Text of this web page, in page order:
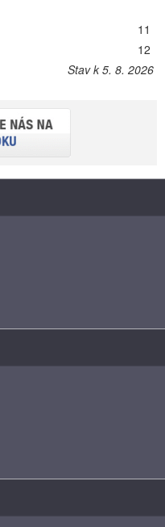
11
12
Stav k 5. 8. 2026